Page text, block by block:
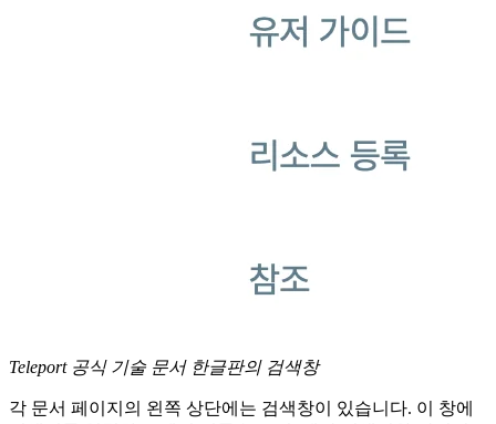
Teleport 공식 기술 문서 한글판의 검색창
각 문서 페이지의 왼쪽 상단에는 검색창이 있습니다. 이 창에